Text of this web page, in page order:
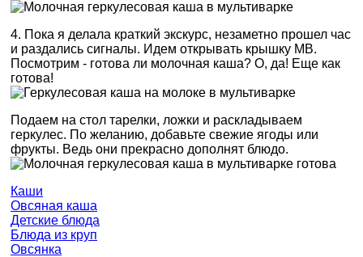
4. Пока я делала краткий экскурс, незаметно прошел час
и раздались сигналы. Идем открывать крышку МВ.
Посмотрим - готова ли молочная каша? О, да! Еще как
готова!
Подаем на стол тарелки, ложки и раскладываем
геркулес. По желанию, добавьте свежие ягоды или
фрукты. Ведь они прекрасно дополнят блюдо.
Каши
Овсяная каша
Детские блюда
Блюда из круп
Овсянка